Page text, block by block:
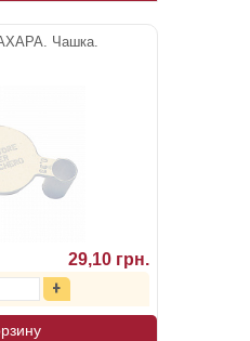
Чашка.
29,10 грн.